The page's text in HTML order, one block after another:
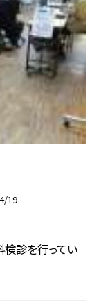
19
検診を行ってい